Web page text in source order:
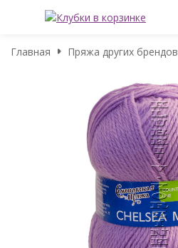
Главная Пряжа других брендов